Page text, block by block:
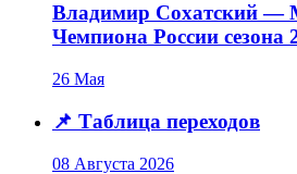
Владимир Сохатский —
Чемпиона России сезона
26 Мая
📌 Таблица переходов
08 Августа 2026